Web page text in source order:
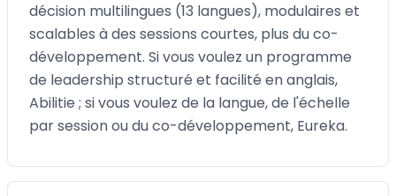
décision multilingues (13 langues), modulaires et
scalables à des sessions courtes, plus du co-
développement. Si vous voulez un programme
de leadership structuré et facilité en anglais,
Abilitie ; si vous voulez de la langue, de l'échelle
par session ou du co-développement, Eureka.